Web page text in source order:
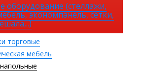
оборудование (стеллажи,
экономпанель, сетки,
торговые
мебель